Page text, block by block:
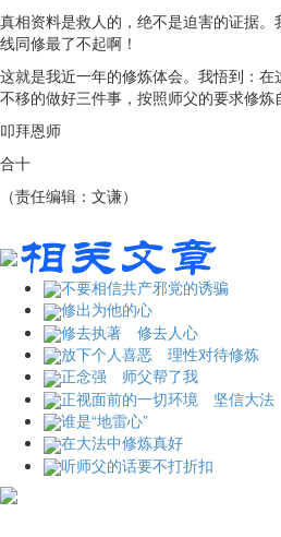
真相资料是救人的，绝不是迫害的证据
线同修最了不起啊！
这就是我近一年的修炼体会。我悟到：
不移的做好三件事，按照师父的要求修
叩拜恩师
合十
（责任编辑：文谦）
不要相信共产邪党的诱骗
修出为他的心
修去执著 修去人心
放下个人喜恶 理性对待修炼
正念强 师父帮了我
正视面前的一切环境 坚信大法
谁是“地雷心”
在大法中修炼真好
听师父的话要不打折扣